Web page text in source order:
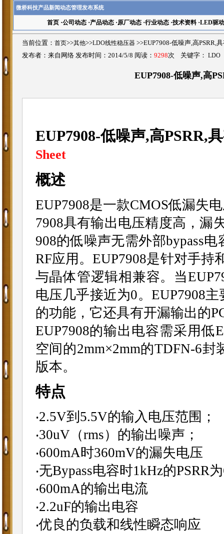
微桥科技产品新闻动态管理发布系统
首页·公司动态·产品动态·原厂动态·行业动态·技术资料·LED驱动
当前位置： 首页>>其他>>LDO线性稳压器 >>EUP7908-低噪声,高PSRR,
发布者：来自网络 发布时间：2014/5/8 阅读： 9298次 关键字： LDO
EUP7908-低噪声,高
EUP7908-低噪声,高PSRR,
Sheet
概述
EUP7908是一款CMOS低漏失
7908具有输出电压精度高，漏
908的低噪声无需外部bypass
RF应用。EUP7908是针对手
与晶体管逻辑相兼容。当
电压几乎接近为0。EUP7908
的功能，它还具有开漏输出的
EUP7908的输出电容需采用
空间的2mm×2mm的TDFN-6
版本。
特点
‧2.5V到5.5V的输入电压范围；
‧30uV（rms）的输出噪声；
‧600mA时360mV的漏失电压
‧无Bypass电容时1kHz的PSRR
‧600mA的输出电流
‧2.2uF的输出电容
‧优良的负载和线性瞬态响应